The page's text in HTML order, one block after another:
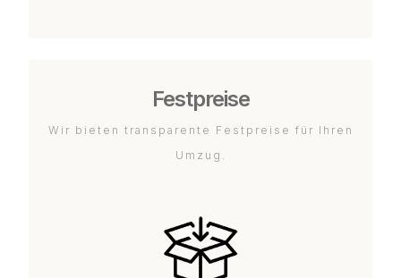
Festpreise
Wir bieten transparente Festpreise für Ihren
Umzug.